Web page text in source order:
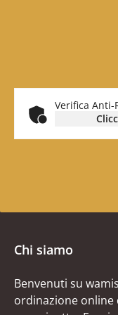
Verifica Anti-
Chi siamo
Benvenuti su
ordinazione